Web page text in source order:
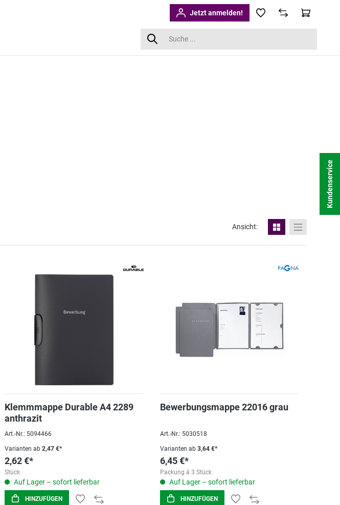
Jetzt anmelden!
Ansicht:
Klemmmappe Durable A4 2289
anthrazit
Art.-Nr.: 5094466
Varianten ab 2,47 €*
2,62 €*
Stück
Auf Lager – sofort lieferbar
HINZUFÜGEN
Bewerbungsmappe 22016 grau
Art.-Nr.: 5030518
Varianten ab3,64 €*
6,45 €*
Packung á 3 Stück
Auf Lager – sofort lieferbar
HINZUFÜGEN
Kundenservice